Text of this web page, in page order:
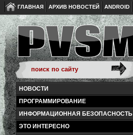
ГЛАВНАЯ АРХИВ НОВОСТЕЙ ANDROID
НОВОСТИ
ПРОГРАММИРОВАНИЕ
ИНФОРМАЦИОННАЯ БЕЗОПАСНОСТЬ
ЭТО ИНТЕРЕСНО